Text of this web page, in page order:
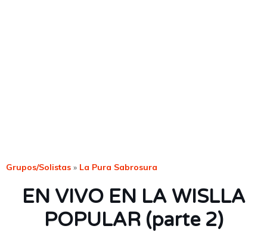
Grupos/Solistas » La Pura Sabrosura
EN VIVO EN LA WISLLA
POPULAR (parte 2)